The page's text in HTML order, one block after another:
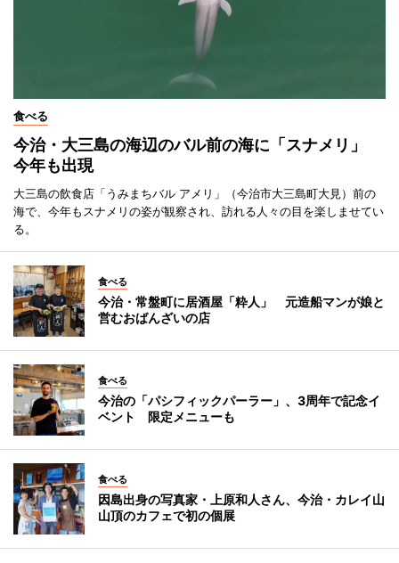
食べる
今治・大三島の海辺のバル前の海に「スナメリ」
今年も出現
大三島の飲食店「うみまちバル アメリ」（今治市大三島町大見）前の
海で、今年もスナメリの姿が観察され、訪れる人々の目を楽しませてい
る。
食べる
今治・常盤町に居酒屋「粋人」 元造船マンが娘と
営むおばんざいの店
食べる
今治の「パシフィックパーラー」、3周年で記念イ
ベント 限定メニューも
食べる
因島出身の写真家・上原和人さん、今治・カレイ山
山頂のカフェで初の個展